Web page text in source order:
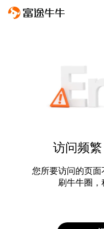
访问频
您所要访问的页
刷牛牛圈，